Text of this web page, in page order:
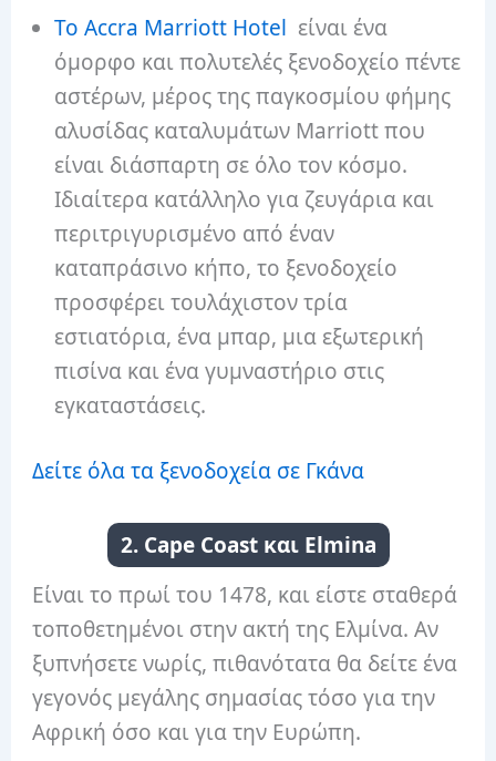
Το Accra Marriott Hotel είναι ένα
όμορφο και πολυτελές ξενοδοχείο πέντε
αστέρων, μέρος της παγκοσμίου φήμης
αλυσίδας καταλυμάτων Marriott που
είναι διάσπαρτη σε όλο τον κόσμο.
Ιδιαίτερα κατάλληλο για ζευγάρια και
περιτριγυρισμένο από έναν
καταπράσινο κήπο, το ξενοδοχείο
προσφέρει τουλάχιστον τρία
εστιατόρια, ένα μπαρ, μια εξωτερική
πισίνα και ένα γυμναστήριο στις
εγκαταστάσεις.
Δείτε όλα τα ξενοδοχεία σε Γκάνα
2. Cape Coast και Elmina
Είναι το πρωί του 1478, και είστε σταθερά
τοποθετημένοι στην ακτή της Ελμίνα. Αν
ξυπνήσετε νωρίς, πιθανότατα θα δείτε ένα
γεγονός μεγάλης σημασίας τόσο για την
Αφρική όσο και για την Ευρώπη.